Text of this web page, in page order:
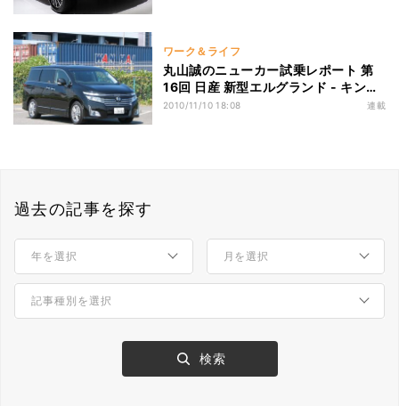
ワーク＆ライフ
丸山誠のニューカー試乗レポート 第
16回 日産 新型エルグランド - キン
グ・オブ・ミニバン復活なるか?
2010/11/10 18:08 連載
過去の記事を探す